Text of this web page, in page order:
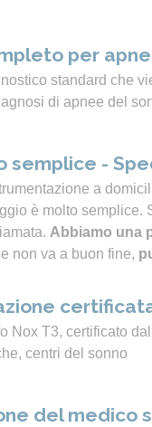
per
standard che
di apnee del
semplice -
a
è molto semplice.
Abbiamo una
non va a buon fine,
Nox T3, certificato
centri del sonno
del medico